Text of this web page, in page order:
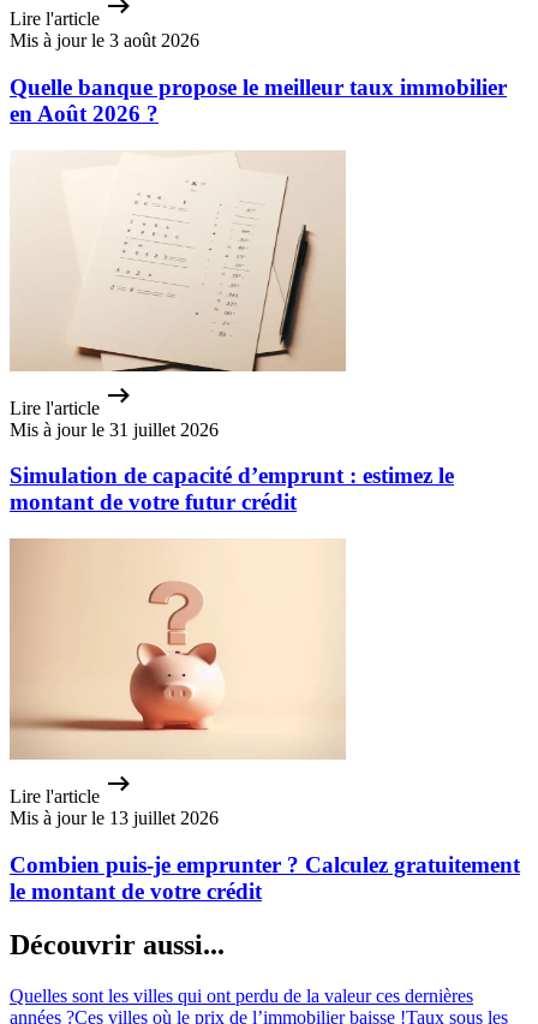
Lire l'article
Mis à jour le 3 août 2026
Quelle banque propose le meilleur taux immobilier
en Août 2026 ?
Lire l'article
Mis à jour le 31 juillet 2026
Simulation de capacité d’emprunt : estimez le
montant de votre futur crédit
Lire l'article
Mis à jour le 13 juillet 2026
Combien puis-je emprunter ? Calculez gratuitement
le montant de votre crédit
Découvrir aussi...
Quelles sont les villes qui ont perdu de la valeur ces dernières
années ?Ces villes où le prix de l’immobilier baisse !Taux sous les